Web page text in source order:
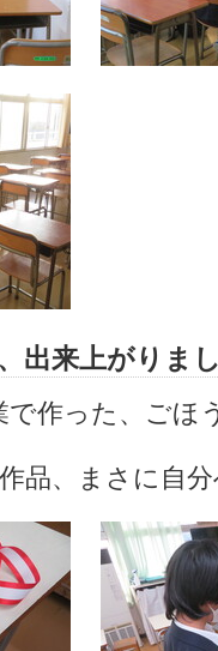
出来上がりま
で作った、ごほ
品、まさに自